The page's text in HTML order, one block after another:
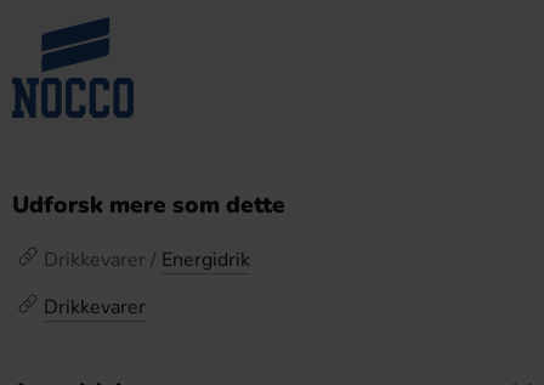
Udforsk mere som dette
Drikkevarer / Energidrik
Drikkevarer